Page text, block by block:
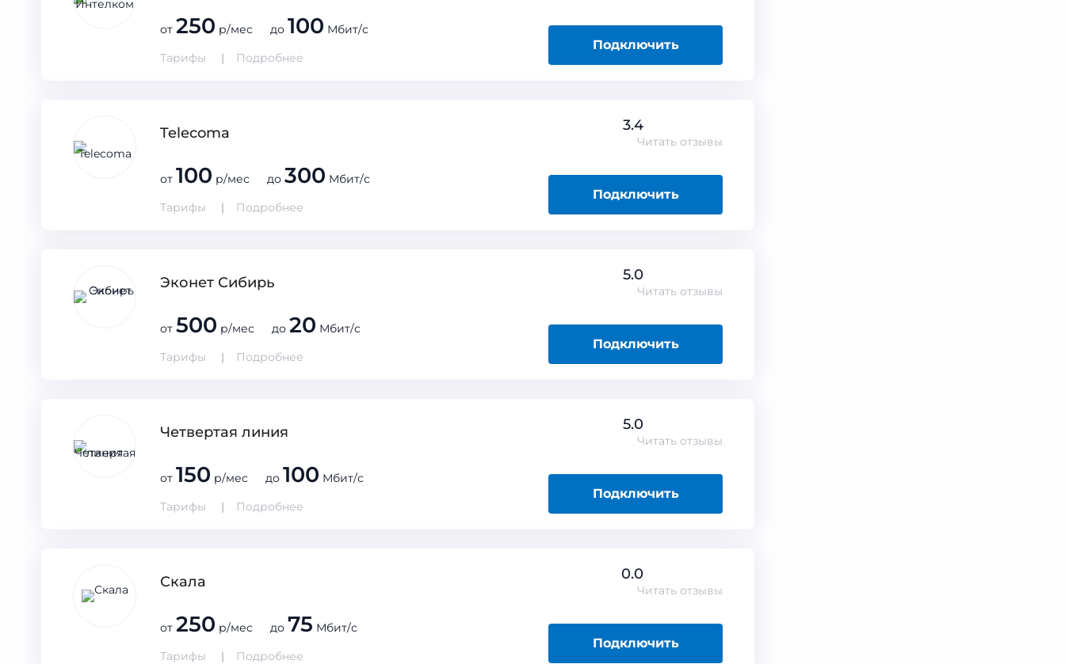
от 250 р/мес до 100 Мбит/с
Тарифы
Подробнее
Подключить
Telecoma 3.4
Читать отзывы
от 100 р/мес до 300 Мбит/с
Тарифы
Подробнее
Подключить
Эконет Сибирь 5.0
Читать отзывы
от 500 р/мес до 20 Мбит/с
Тарифы
Подробнее
Подключить
Четвертая линия 5.0
Читать отзывы
от 150 р/мес до 100 Мбит/с
Тарифы
Подробнее
Подключить
Скала 0.0
Читать отзывы
от 250 р/мес до 75 Мбит/с
Тарифы
Подробнее
Подключить